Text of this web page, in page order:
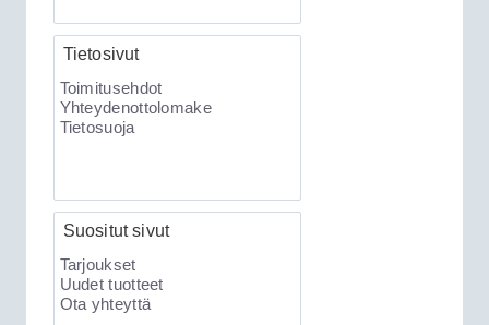
Tietosivut
Toimitusehdot
Yhteydenottolomake
Tietosuoja
Suositut sivut
Tarjoukset
Uudet tuotteet
Ota yhteyttä